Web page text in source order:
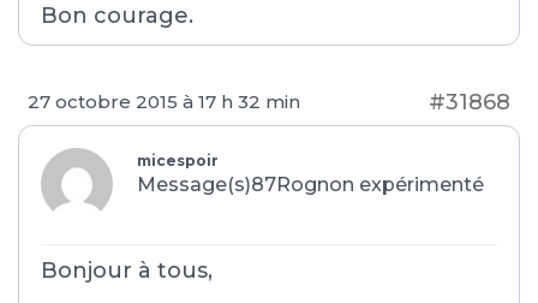
Bon courage.
27 octobre 2015 à 17 h 32 min #31868
micespoir
Message(s)87Rognon expérimenté
Bonjour à tous,